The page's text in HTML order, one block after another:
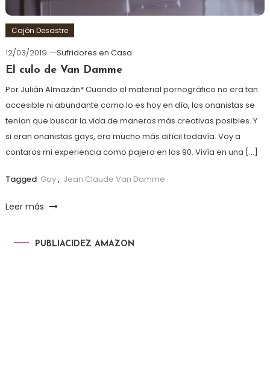
Cajón Desastre
12/03/2019
Sufridores en Casa
El culo de Van Damme
Por Julián Almazán* Cuando el material pornográfico no era tan
accesible ni abundante como lo es hoy en día, los onanistas se
tenían que buscar la vida de maneras más creativas posibles. Y
si eran onanistas gays, era mucho más difícil todavía. Voy a
contaros mi experiencia como pajero en los 90. Vivía en una […]
Tagged Gay, Jean Claude Van Damme
Leer más
PUBLIACIDEZ AMAZON